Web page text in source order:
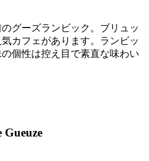
のグーズランビック。ブリュッ
カフェがあります。ランビッ
個性は控え目で素直な味わい
Gueuze